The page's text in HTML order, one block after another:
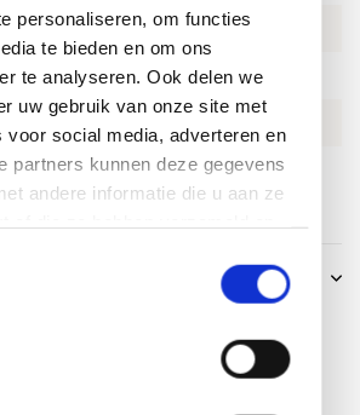
personaliseren, om functies
te bieden en om ons
te analyseren. Ook delen we
uw gebruik van onze site met
voor social media, adverteren en
partners kunnen deze gegevens
andere informatie die u aan ze
AN152914460
AN152914460
8720848315358
geschreven over dit product..